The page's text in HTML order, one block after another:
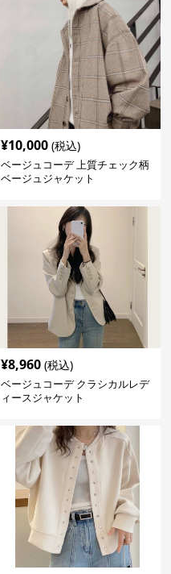
¥10,000 (税込)
ベージュコーデ 上質チェック柄
ベージュジャケット
¥8,960 (税込)
ベージュコーデ クラシカルレデ
ィースジャケット